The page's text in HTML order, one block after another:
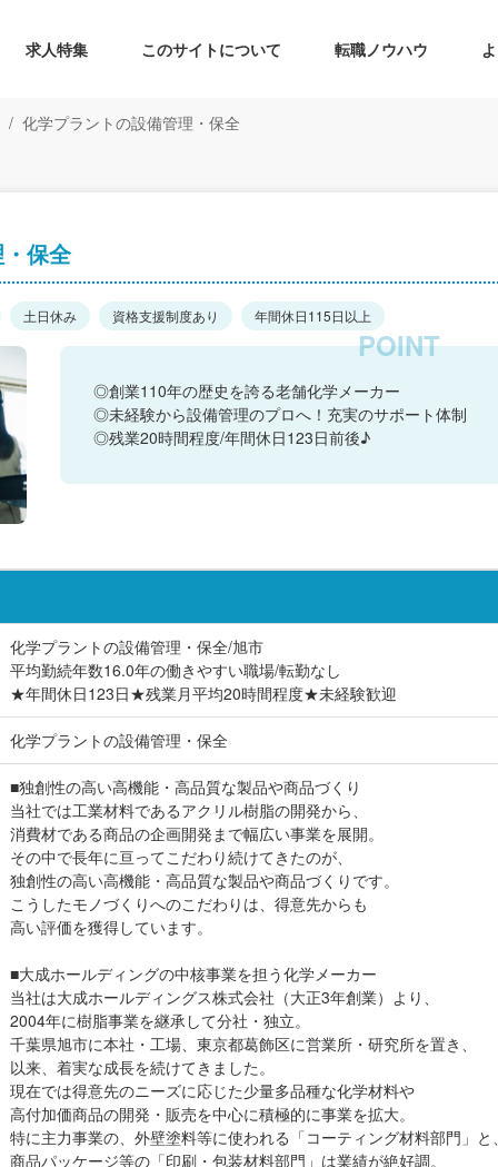
求人特集 このサイトについて 転職ノウハウ
化学プラントの設備管理・保全
保全
土日休み 資格支援制度あり 年間休日115日以上
◎創業110年の歴史を誇る老舗化学メーカー
◎未経験から設備管理のプロへ！充実のサポート体制
◎残業20時間程度/年間休日123日前後♪
化学プラントの設備管理・保全/旭市
平均勤続年数16.0年の働きやすい職場/転勤なし
★年間休日123日★残業月平均20時間程度★未経験歓迎
化学プラントの設備管理・保全
■独創性の高い高機能・高品質な製品や商品づくり
当社では工業材料であるアクリル樹脂の開発から、
消費材である商品の企画開発まで幅広い事業を展開。
その中で長年に亘ってこだわり続けてきたのが、
独創性の高い高機能・高品質な製品や商品づくりです。
こうしたモノづくりへのこだわりは、得意先からも
高い評価を獲得しています。
■大成ホールディングの中核事業を担う化学メーカー
当社は大成ホールディングス株式会社（大正3年創業）より、
2004年に樹脂事業を継承して分社・独立。
千葉県旭市に本社・工場、東京都葛飾区に営業所・研究所を置き、
以来、着実な成長を続けてきました。
現在では得意先のニーズに応じた少量多品種な化学材料や
高付加価商品の開発・販売を中心に積極的に事業を拡大。
特に主力事業の、外壁塗料等に使われる「コーティング材料部門」と
商品パッケージ等の「印刷・包装材料部門」は業績が絶好調。